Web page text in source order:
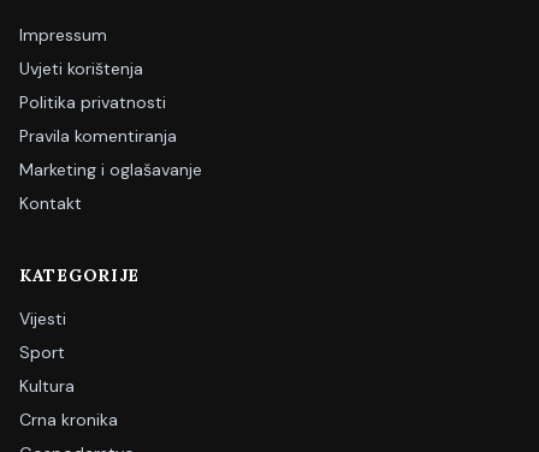
Impressum
Uvjeti korištenja
Politika privatnosti
Pravila komentiranja
Marketing i oglašavanje
Kontakt
KATEGORIJE
Vijesti
Sport
Kultura
Crna kronika